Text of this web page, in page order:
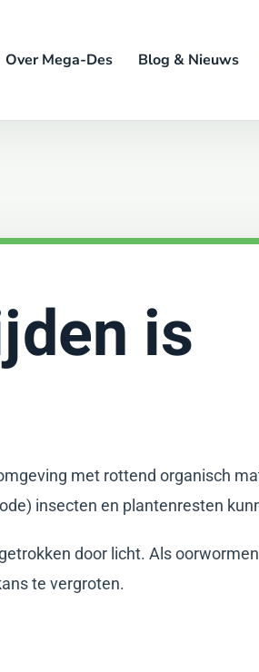
Over Mega-Des Blog & Nieuws
is
met rottend organisch
insecten en plantenresten
door licht. Als
te vergroten.